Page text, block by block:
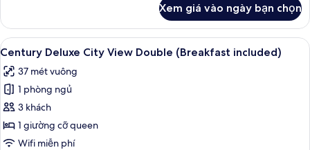
Century
Majestic
Suite
Xem giá vào ngày bạn chọn
Xem
tất
cả
ảnh
Century
Deluxe
City
Century Deluxe City View Double
10
Century Deluxe City View Double (Breakfast included)
37 mét vuông
1 phòng ngủ
3 khách
1 giường cỡ queen
Wifi miễn phí